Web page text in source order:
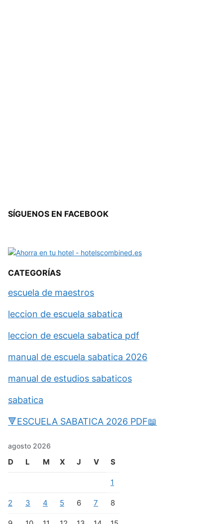
SÍGUENOS EN FACEBOOK
CATEGORÍAS
escuela de maestros
leccion de escuela sabatica
leccion de escuela sabatica pdf
manual de escuela sabatica 2026
manual de estudios sabaticos
sabatica
🔻ESCUELA SABATICA 2026 PDF📖
agosto 2026
D L M X J V S
1
2 3 4 5 6 7 8